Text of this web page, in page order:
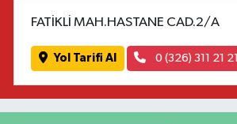
FATİKLİ MAH.HASTANE CAD.2/A
Yol Tarifi Al 0 (326) 311 21 21